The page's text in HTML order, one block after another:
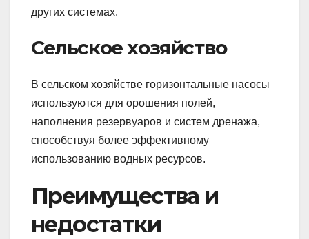
других системах.
Сельское хозяйство
В сельском хозяйстве горизонтальные насосы
используются для орошения полей,
наполнения резервуаров и систем дренажа,
способствуя более эффективному
использованию водных ресурсов.
Преимущества и
недостатки